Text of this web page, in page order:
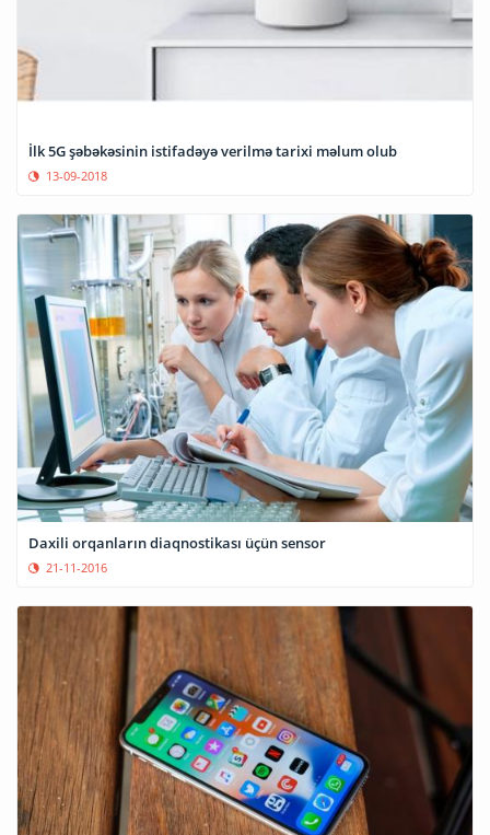
İlk 5G şəbəkəsinin istifadəyə verilmə tarixi məlum olub
13-09-2018
Daxili orqanların diaqnostikası üçün sensor
21-11-2016